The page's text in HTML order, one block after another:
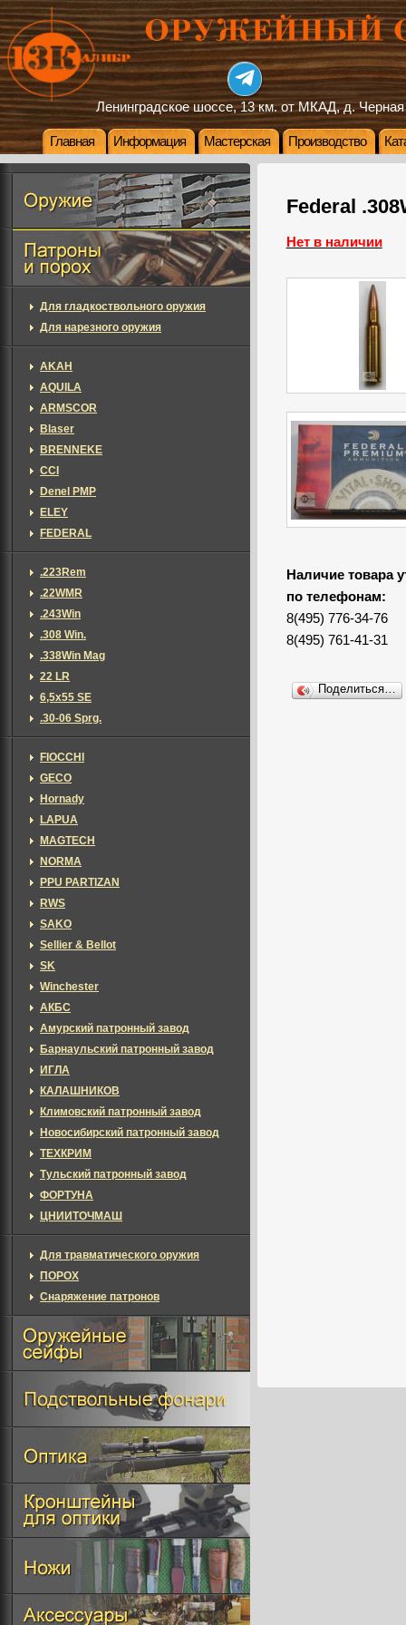
Ленинградское шоссе, 13 км. от МКАД, д. Черная
Главная Информация Мастерская Производство
Federal
Нет в наличии
Наличие товара
по телефонам:
8(495) 776-34-76
8(495) 761-41-31
Поделиться…
Для гладкоствольного оружия
Для нарезного оружия
AKAH
AQUILA
ARMSCOR
Blaser
BRENNEKE
CCI
Denel PMP
ELEY
FEDERAL
.223Rem
.22WMR
.243Win
.308 Win.
.338Win Mag
22 LR
6,5х55 SE
.30-06 Sprg.
FIOCCHI
GECO
Hornady
LAPUA
MAGTECH
NORMA
PPU PARTIZAN
RWS
SAKO
Sellier & Bellot
SK
Winchester
АКБС
Амурский патронный завод
Барнаульский патронный завод
ИГЛА
КАЛАШНИКОВ
Климовский патронный завод
Новосибирский патронный завод
ТЕХКРИМ
Тульский патронный завод
ФОРТУНА
ЦНИИТОЧМАШ
Для травматического оружия
ПОРОХ
Снаряжение патронов